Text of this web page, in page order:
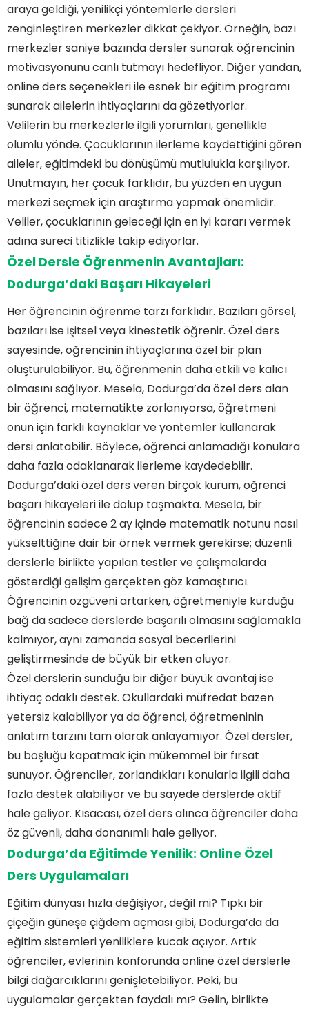
araya geldiği, yenilikçi yöntemlerle dersleri
zenginleştiren merkezler dikkat çekiyor. Örneğin, bazı
merkezler saniye bazında dersler sunarak öğrencinin
motivasyonunu canlı tutmayı hedefliyor. Diğer yandan,
online ders seçenekleri ile esnek bir eğitim programı
sunarak ailelerin ihtiyaçlarını da gözetiyorlar.
Velilerin bu merkezlerle ilgili yorumları, genellikle
olumlu yönde. Çocuklarının ilerleme kaydettiğini gören
aileler, eğitimdeki bu dönüşümü mutlulukla karşılıyor.
Unutmayın, her çocuk farklıdır, bu yüzden en uygun
merkezi seçmek için araştırma yapmak önemlidir.
Veliler, çocuklarının geleceği için en iyi kararı vermek
adına süreci titizlikle takip ediyorlar.
Özel Dersle Öğrenmenin Avantajları:
Dodurga’daki Başarı Hikayeleri
Her öğrencinin öğrenme tarzı farklıdır. Bazıları görsel,
bazıları ise işitsel veya kinestetik öğrenir. Özel ders
sayesinde, öğrencinin ihtiyaçlarına özel bir plan
oluşturulabiliyor. Bu, öğrenmenin daha etkili ve kalıcı
olmasını sağlıyor. Mesela, Dodurga’da özel ders alan
bir öğrenci, matematikte zorlanıyorsa, öğretmeni
onun için farklı kaynaklar ve yöntemler kullanarak
dersi anlatabilir. Böylece, öğrenci anlamadığı konulara
daha fazla odaklanarak ilerleme kaydedebilir.
Dodurga’daki özel ders veren birçok kurum, öğrenci
başarı hikayeleri ile dolup taşmakta. Mesela, bir
öğrencinin sadece 2 ay içinde matematik notunu nasıl
yükselttiğine dair bir örnek vermek gerekirse; düzenli
derslerle birlikte yapılan testler ve çalışmalarda
gösterdiği gelişim gerçekten göz kamaştırıcı.
Öğrencinin özgüveni artarken, öğretmeniyle kurduğu
bağ da sadece derslerde başarılı olmasını sağlamakla
kalmıyor, aynı zamanda sosyal becerilerini
geliştirmesinde de büyük bir etken oluyor.
Özel derslerin sunduğu bir diğer büyük avantaj ise
ihtiyaç odaklı destek. Okullardaki müfredat bazen
yetersiz kalabiliyor ya da öğrenci, öğretmeninin
anlatım tarzını tam olarak anlayamıyor. Özel dersler,
bu boşluğu kapatmak için mükemmel bir fırsat
sunuyor. Öğrenciler, zorlandıkları konularla ilgili daha
fazla destek alabiliyor ve bu sayede derslerde aktif
hale geliyor. Kısacası, özel ders alınca öğrenciler daha
öz güvenli, daha donanımlı hale geliyor.
Dodurga’da Eğitimde Yenilik: Online Özel
Ders Uygulamaları
Eğitim dünyası hızla değişiyor, değil mi? Tıpkı bir
çiçeğin güneşe çiğdem açması gibi, Dodurga’da da
eğitim sistemleri yeniliklere kucak açıyor. Artık
öğrenciler, evlerinin konforunda online özel derslerle
bilgi dağarcıklarını genişletebiliyor. Peki, bu
uygulamalar gerçekten faydalı mı? Gelin, birlikte
Özel Dersle Öğrenmenin Avantajları:
Dodurga'daki Başarı Hikayeleri
Dodurga'da Eğitimde Yenilik: Online Özel Ders
Uygulamaları
Bireysel Başarıyı Artıran Takviyeler: Dodurga’nın
Özel Ders Eğitmenleri
Sıkça Sorulan Sorular
Dodurga Özel Ders Nedir?
Dodurga'da Özel Ders Fiyatları Ne Kadar?
Özel Ders Almanın Avantajları Nelerdir?
Dodurga Özel Ders Verenler Kimlerdir?
Dodurga'da Hangi Konularda Özel Ders
Alabilirim?